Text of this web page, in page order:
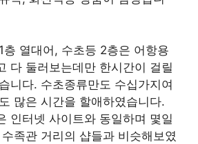
층 열대어, 수초등 2층은 어항용
다 둘러보는데만 한시간이 걸릴
니다. 수초종류만도 수십가지여
많은 시간을 할애하였습니다.
인터넷 사이트와 동일하며 몇일
족관 거리의 샵들과 비슷해보였